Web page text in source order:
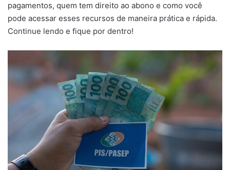
pagamentos, quem tem direito ao abono e como você
pode acessar esses recursos de maneira prática e rápida.
Continue lendo e fique por dentro!